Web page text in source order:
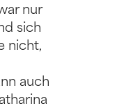
nur
sich
nicht,
auch